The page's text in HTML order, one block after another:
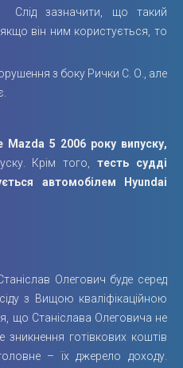
Слід зазначити, що такий
якщо він ним користується, то
з боку Рички С. О., але
5 2006 року випуску,
Крім того,тесть судді
автомобілем Hyundai
Олегович буде серед
з Вищою кваліфікаційною
що Станіслава Олеговича не
готівкових коштів
– їх джерело доходу.